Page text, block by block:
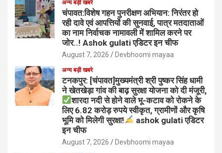
अन्य बड़ी खबरे
चंपावत:विशेष गहन पुनरीक्षण अभियान: निरंतर हो
रही दावे एवं आपत्तियों की सुनवाई, पात्र मतदाताओं
का नाम निर्वाचक नामावली में शामिल करने पर
जोर..! Ashok gulati एडिटर इन चीफ
August 7, 2026 Devbhoomi mayaa
अन्य बड़ी खबरे
टनकपुर: [चंपावत]मुख्यमंत्री श्री पुष्कर सिंह धामी
ने खेतखेड़ा गांव की बाढ़ सुरक्षा योजना को दी मंजूरी,
शारदा नदी से होने वाले भू-कटाव को रोकने के
लिए 6.82 करोड़ रुपये स्वीकृत, ग्रामीणों और कृषि
भूमि को मिलेगी सुरक्षा!
ashok gulati एडिटर
इन चीफ
August 7, 2026 Devbhoomi mayaa